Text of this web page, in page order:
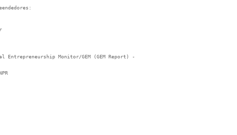
Entrepreneurship Monitor/GEM (GEM Report) -